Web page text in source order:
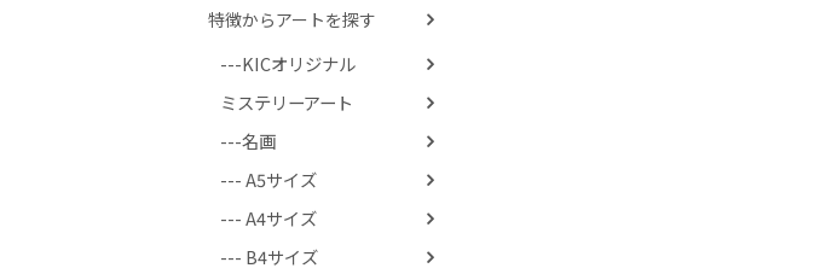
特徴からアートを探す
---KICオリジナル
ミステリーアート
---名画
--- A5サイズ
--- A4サイズ
--- B4サイズ